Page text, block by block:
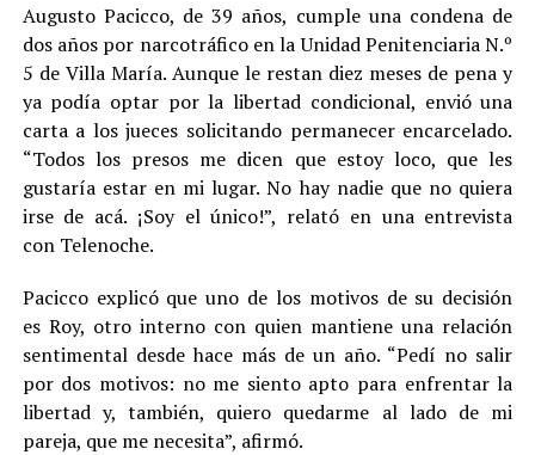
Augusto Pacicco, de 39 años, cumple una condena de
dos años por narcotráfico en la Unidad Penitenciaria N.º
5 de Villa María. Aunque le restan diez meses de pena y
ya podía optar por la libertad condicional, envió una
carta a los jueces solicitando permanecer encarcelado.
“Todos los presos me dicen que estoy loco, que les
gustaría estar en mi lugar. No hay nadie que no quiera
irse de acá. ¡Soy el único!”, relató en una entrevista
con Telenoche.
Pacicco explicó que uno de los motivos de su decisión
es Roy, otro interno con quien mantiene una relación
sentimental desde hace más de un año. “Pedí no salir
por dos motivos: no me siento apto para enfrentar la
libertad y, también, quiero quedarme al lado de mi
pareja, que me necesita”, afirmó.